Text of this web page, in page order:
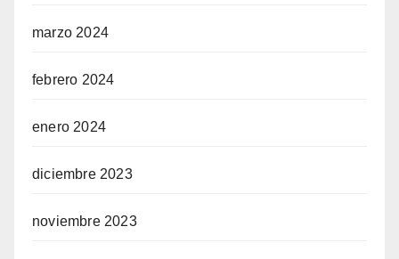
marzo 2024
febrero 2024
enero 2024
diciembre 2023
noviembre 2023